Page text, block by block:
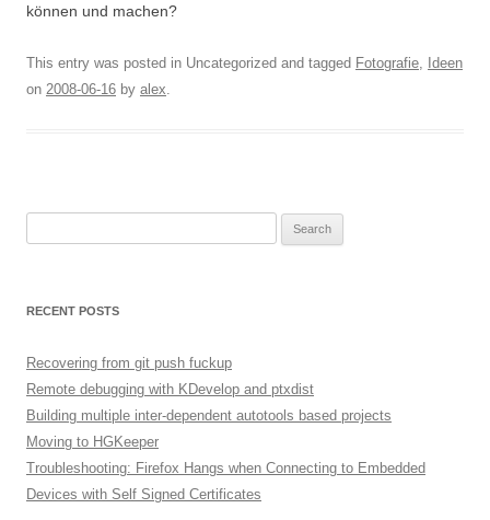
können und machen?
This entry was posted in Uncategorized and tagged Fotografie, Ideen
on 2008-06-16 by alex.
RECENT POSTS
Recovering from git push fuckup
Remote debugging with KDevelop and ptxdist
Building multiple inter-dependent autotools based projects
Moving to HGKeeper
Troubleshooting: Firefox Hangs when Connecting to Embedded
Devices with Self Signed Certificates